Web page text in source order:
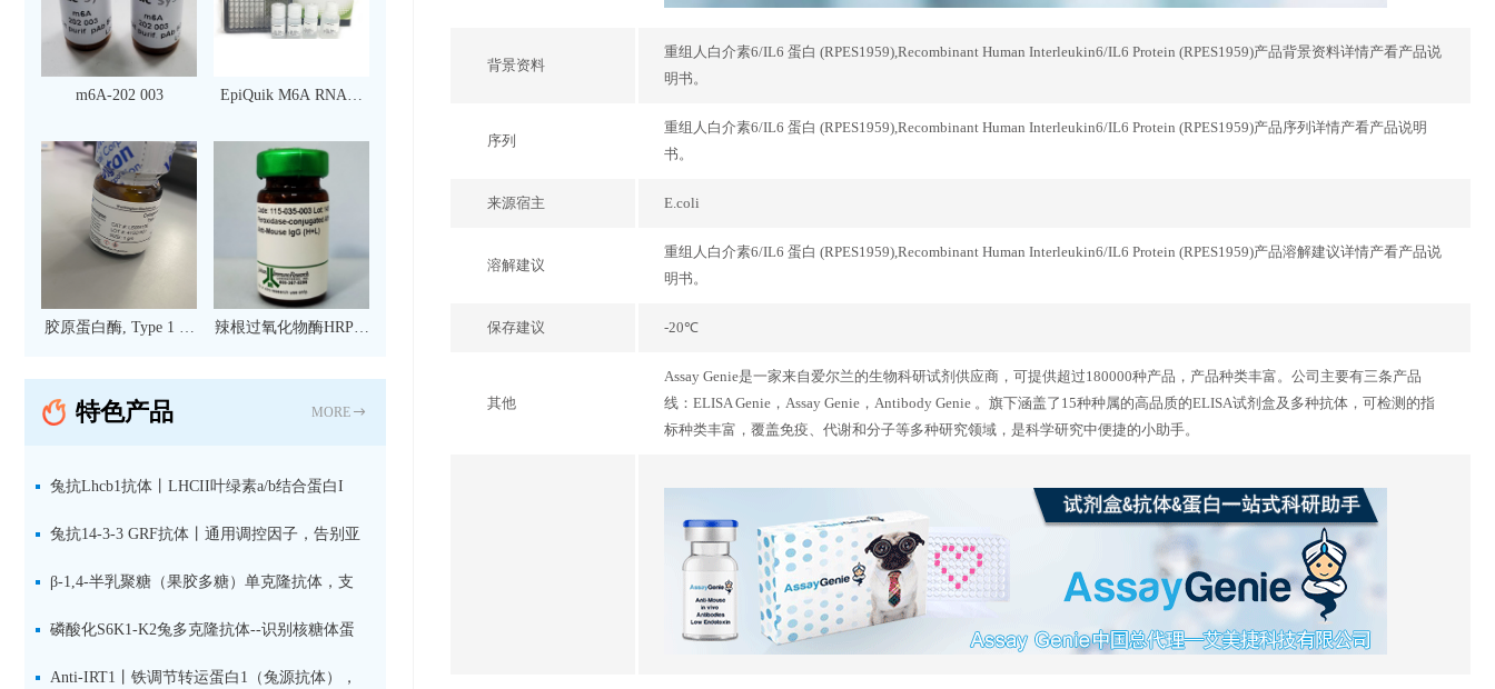
背景资料
重组人白介素6/IL6 蛋白 (RPES1959),Recombinant Human Interleukin6/IL6 Protein (RPES1959)产品背景资料详情产看产品说
明书。
序列
重组人白介素6/IL6 蛋白 (RPES1959),Recombinant Human Interleukin6/IL6 Protein (RPES1959)产品序列详情产看产品说明
书。
来源宿主 E.coli
溶解建议
重组人白介素6/IL6 蛋白 (RPES1959),Recombinant Human Interleukin6/IL6 Protein (RPES1959)产品溶解建议详情产看产品说
明书。
保存建议 -20℃
其他
Assay Genie是一家来自爱尔兰的生物科研试剂供应商，可提供超过180000种产品，产品种类丰富。公司主要有三条产品
线：ELISA Genie，Assay Genie，Antibody Genie 。旗下涵盖了15种种属的高品质的ELISA试剂盒及多种抗体，可检测的指
标种类丰富，覆盖免疫、代谢和分子等多种研究领域，是科学研究中便捷的小助手。
m6A-202 003
EpiQuik M6A RNA甲
（比色法）（96 次）
胶原蛋白酶, Type 1 现
辣根过氧化物酶HRP标
IgG（H+L）二抗 现货
特色产品 MORE
兔抗Lhcb1抗体丨LHCII叶绿素a/b结合蛋白I
型：专检LHCII中含量丰富的捕光蛋白
兔抗14-3-3 GRF抗体丨通用调控因子，告别亚
型选择难题，全面捕获植物信号转导枢纽蛋白
β-1,4-半乳聚糖（果胶多糖）单克隆抗体，支
持植物细胞壁果胶多糖精细结构解析
磷酸化S6K1-K2兔多克隆抗体--识别核糖体蛋
白S6激酶同源蛋白1-2的激活状态
Anti-IRT1丨铁调节转运蛋白1（兔源抗体），